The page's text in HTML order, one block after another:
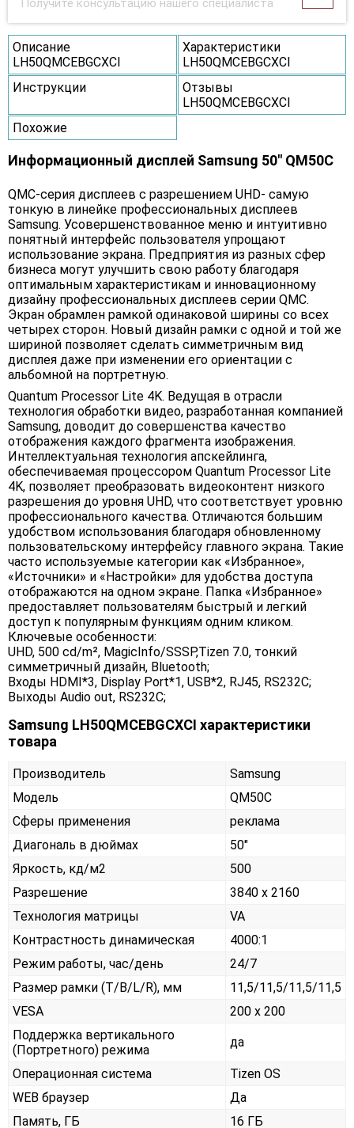
Получите консультацию нашего специалиста
Описание
LH50QMCEBGCXCI
Характеристики
LH50QMCEBGCXCI
Инструкции
Отзывы
LH50QMCEBGCXCI
Похожие
Информационный дисплей Samsung 50" QM50C
QMC-серия дисплеев с разрешением UHD- самую
тонкую в линейке профессиональных дисплеев
Samsung. Усовершенствованное меню и интуитивно
понятный интерфейс пользователя упрощают
использование экрана. Предприятия из разных сфер
бизнеса могут улучшить свою работу благодаря
оптимальным характеристикам и инновационному
дизайну профессиональных дисплеев серии QMC.
Экран обрамлен рамкой одинаковой ширины со всех
четырех сторон. Новый дизайн рамки с одной и той же
шириной позволяет сделать симметричным вид
дисплея даже при изменении его ориентации с
альбомной на портретную.
Quantum Processor Lite 4K. Ведущая в отрасли
технология обработки видео, разработанная компанией
Samsung, доводит до совершенства качество
отображения каждого фрагмента изображения.
Интеллектуальная технология апскейлинга,
обеспечиваемая процессором Quantum Processor Lite
4K, позволяет преобразовать видеоконтент низкого
разрешения до уровня UHD, что соответствует уровню
профессионального качества. Отличаются большим
удобством использования благодаря обновленному
пользовательскому интерфейсу главного экрана. Такие
часто используемые категории как «Избранное»,
«Источники» и «Настройки» для удобства доступа
отображаются на одном экране. Папка «Избранное»
предоставляет пользователям быстрый и легкий
доступ к популярным функциям одним кликом.
Ключевые особенности:
UHD, 500 cd/m², MagicInfo/SSSP,Tizen 7.0, тонкий
симметричный дизайн, Bluetooth;
Входы HDMI*3, Display Port*1, USB*2, RJ45, RS232С;
Выходы Audio out, RS232С;
Samsung LH50QMCEBGCXCI характеристики
товара
Производитель
Samsung
Модель
QM50C
Сферы применения
реклама
Диагональ в дюймах
50"
Яркость, кд/м2
500
Разрешение
3840 x 2160
Технология матрицы
VA
Контрастность динамическая
4000:1
Режим работы, час/день
24/7
Размер рамки (T/B/L/R), мм
11,5/11,5/11,5/11,5
VESA
200 x 200
Поддержка вертикального
(Портретного) режима
да
Операционная система
Tizen OS
WEB браузер
Да
Память, ГБ
16 ГБ